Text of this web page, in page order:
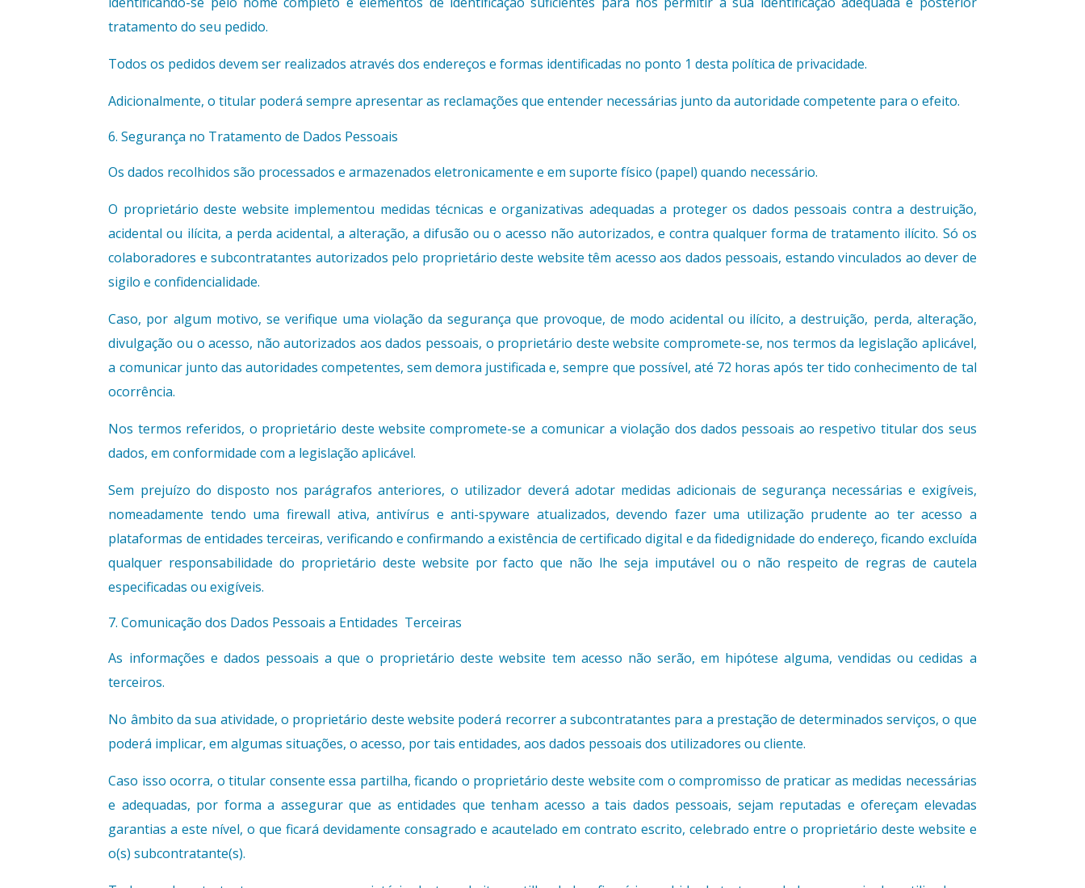
tratamento do seu pedido.
Todos os pedidos devem ser realizados através dos endereços e formas identificadas no ponto 1 desta política de privacidade.
Adicionalmente, o titular poderá sempre apresentar as reclamações que entender necessárias junto da autoridade competente para o efeito.
Segurança no Tratamento de Dados Pessoais
Os dados recolhidos são processados e armazenados eletronicamente e em suporte físico (papel) quando necessário.
O proprietário deste website implementou medidas técnicas e organizativas adequadas a proteger os dados pessoais contra a destruição,
acidental ou ilícita, a perda acidental, a alteração, a difusão ou o acesso não autorizados, e contra qualquer forma de tratamento ilícito. Só os
colaboradores e subcontratantes autorizados pelo proprietário deste website têm acesso aos dados pessoais, estando vinculados ao dever de
sigilo e confidencialidade.
Caso, por algum motivo, se verifique uma violação da segurança que provoque, de modo acidental ou ilícito, a destruição, perda, alteração,
divulgação ou o acesso, não autorizados aos dados pessoais, o proprietário deste website compromete-se, nos termos da legislação aplicável,
a comunicar junto das autoridades competentes, sem demora justificada e, sempre que possível, até 72 horas após ter tido conhecimento de tal
ocorrência.
Nos termos referidos, o proprietário deste website compromete-se a comunicar a violação dos dados pessoais ao respetivo titular dos seus
dados, em conformidade com a legislação aplicável.
Sem prejuízo do disposto nos parágrafos anteriores, o utilizador deverá adotar medidas adicionais de segurança necessárias e exigíveis,
nomeadamente tendo uma firewall ativa, antivírus e anti-spyware atualizados, devendo fazer uma utilização prudente ao ter acesso a
plataformas de entidades terceiras, verificando e confirmando a existência de certificado digital e da fidedignidade do endereço, ficando excluída
qualquer responsabilidade do proprietário deste website por facto que não lhe seja imputável ou o não respeito de regras de cautela
especificadas ou exigíveis.
Comunicação dos Dados Pessoais a Entidades Terceiras
As informações e dados pessoais a que o proprietário deste website tem acesso não serão, em hipótese alguma, vendidas ou cedidas a
terceiros.
No âmbito da sua atividade, o proprietário deste website poderá recorrer a subcontratantes para a prestação de determinados serviços, o que
poderá implicar, em algumas situações, o acesso, por tais entidades, aos dados pessoais dos utilizadores ou cliente.
Caso isso ocorra, o titular consente essa partilha, ficando o proprietário deste website com o compromisso de praticar as medidas necessárias
e adequadas, por forma a assegurar que as entidades que tenham acesso a tais dados pessoais, sejam reputadas e ofereçam elevadas
garantias a este nível, o que ficará devidamente consagrado e acautelado em contrato escrito, celebrado entre o proprietário deste website e
o(s) subcontratante(s).